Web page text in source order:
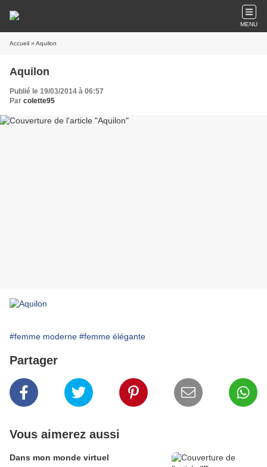
MENU
Accueil » Aquilon
Aquilon
Publié le 19/03/2014 à 06:57
Par colette95
#femme moderne #femme élégante
Partager
Vous aimerez aussi
Dans mon monde virtuel